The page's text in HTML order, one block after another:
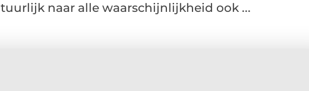
naar alle waarschijnlijkheid ook ...